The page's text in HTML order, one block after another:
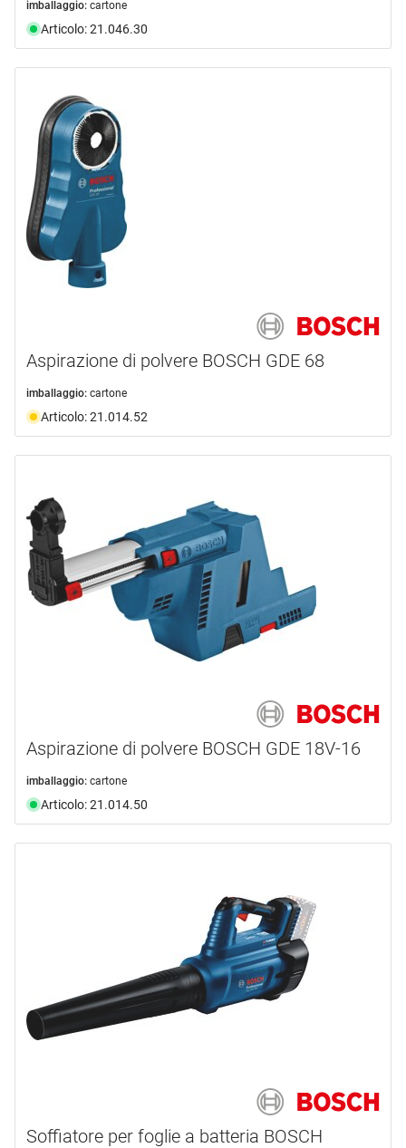
imballaggio: cartone
Articolo: 21.046.30
Aspirazione di polvere BOSCH GDE 68
imballaggio: cartone
Articolo: 21.014.52
Aspirazione di polvere BOSCH GDE 18V-16
imballaggio: cartone
Articolo: 21.014.50
Soffiatore per foglie a batteria BOSCH